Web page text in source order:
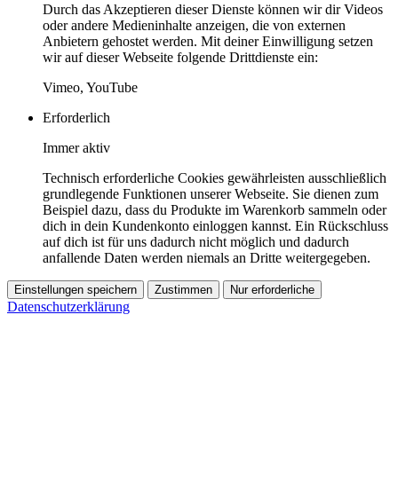
Durch das Akzeptieren dieser Dienste können wir dir Videos
oder andere Medieninhalte anzeigen, die von externen
Anbietern gehostet werden. Mit deiner Einwilligung setzen
wir auf dieser Webseite folgende Drittdienste ein:
Vimeo, YouTube
Erforderlich
Immer aktiv
Technisch erforderliche Cookies gewährleisten ausschließlich
grundlegende Funktionen unserer Webseite. Sie dienen zum
Beispiel dazu, dass du Produkte im Warenkorb sammeln oder
dich in dein Kundenkonto einloggen kannst. Ein Rückschluss
auf dich ist für uns dadurch nicht möglich und dadurch
anfallende Daten werden niemals an Dritte weitergegeben.
Einstellungen speichern Zustimmen Nur erforderliche
Datenschutzerklärung